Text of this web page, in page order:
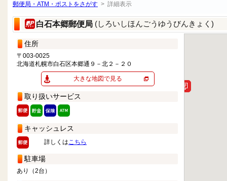
郵便局・ATM・ポストをさがす > 詳細表示
白石本郷郵便局 (しろいしほんごうゆうびんきょく)
住所
〒003-0025
北海道札幌市白石区本郷通９－北２－２０
大きな地図で見る
取り扱いサービス
キャッシュレス
詳しくはこちら
駐車場
あり（2台）